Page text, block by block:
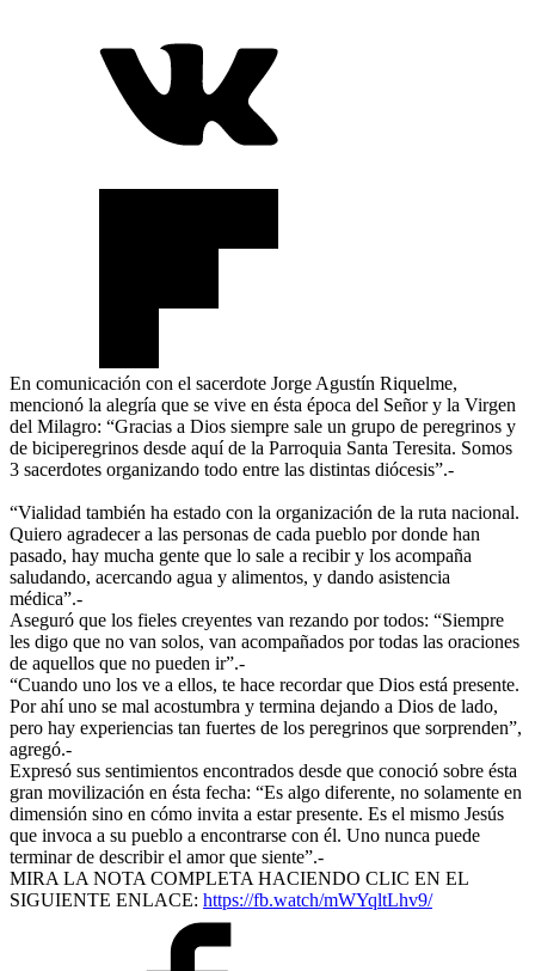
En comunicación con el sacerdote Jorge Agustín Riquelme,
mencionó la alegría que se vive en ésta época del Señor y la Virgen
del Milagro: “Gracias a Dios siempre sale un grupo de peregrinos y
de biciperegrinos desde aquí de la Parroquia Santa Teresita. Somos
3 sacerdotes organizando todo entre las distintas diócesis”.-
“Vialidad también ha estado con la organización de la ruta nacional.
Quiero agradecer a las personas de cada pueblo por donde han
pasado, hay mucha gente que lo sale a recibir y los acompaña
saludando, acercando agua y alimentos, y dando asistencia
médica”.-
Aseguró que los fieles creyentes van rezando por todos: “Siempre
les digo que no van solos, van acompañados por todas las oraciones
de aquellos que no pueden ir”.-
“Cuando uno los ve a ellos, te hace recordar que Dios está presente.
Por ahí uno se mal acostumbra y termina dejando a Dios de lado,
pero hay experiencias tan fuertes de los peregrinos que sorprenden”,
agregó.-
Expresó sus sentimientos encontrados desde que conoció sobre ésta
gran movilización en ésta fecha: “Es algo diferente, no solamente en
dimensión sino en cómo invita a estar presente. Es el mismo Jesús
que invoca a su pueblo a encontrarse con él. Uno nunca puede
terminar de describir el amor que siente”.-
MIRA LA NOTA COMPLETA HACIENDO CLIC EN EL
SIGUIENTE ENLACE: https://fb.watch/mWYqltLhv9/